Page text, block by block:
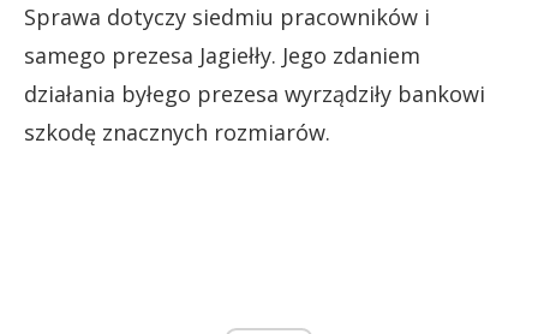
Sprawa dotyczy siedmiu pracowników i
samego prezesa Jagiełły. Jego zdaniem
działania byłego prezesa wyrządziły bankowi
szkodę znacznych rozmiarów.